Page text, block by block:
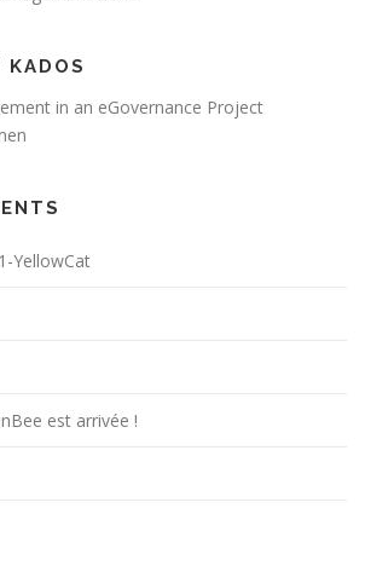
in an eGovernance Project
YellowCat
est arrivée !